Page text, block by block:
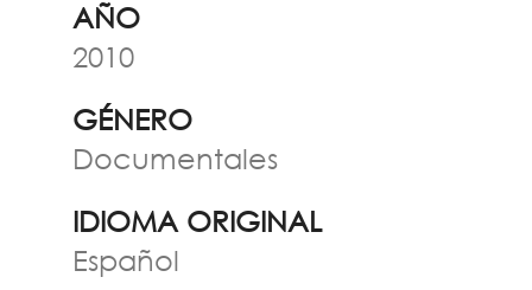
AÑO
2010
GÉNERO
Documentales
IDIOMA ORIGINAL
Español